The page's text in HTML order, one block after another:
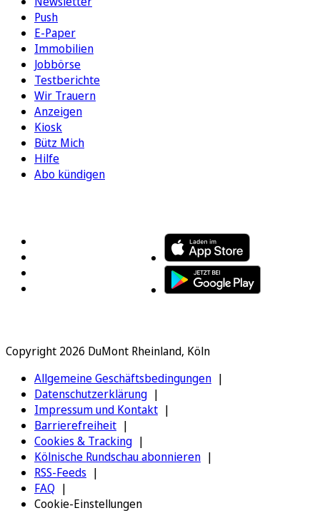
Push
E-Paper
Immobilien
Jobbörse
Testberichte
Wir Trauern
Anzeigen
Kiosk
Bütz Mich
Hilfe
Abo kündigen
Copyright 2026 DuMont Rheinland, Köln
Allgemeine Geschäftsbedingungen
Datenschutzerklärung
Impressum und Kontakt
Barrierefreiheit
Cookies & Tracking
Kölnische Rundschau abonnieren
RSS-Feeds
FAQ
Cookie-Einstellungen